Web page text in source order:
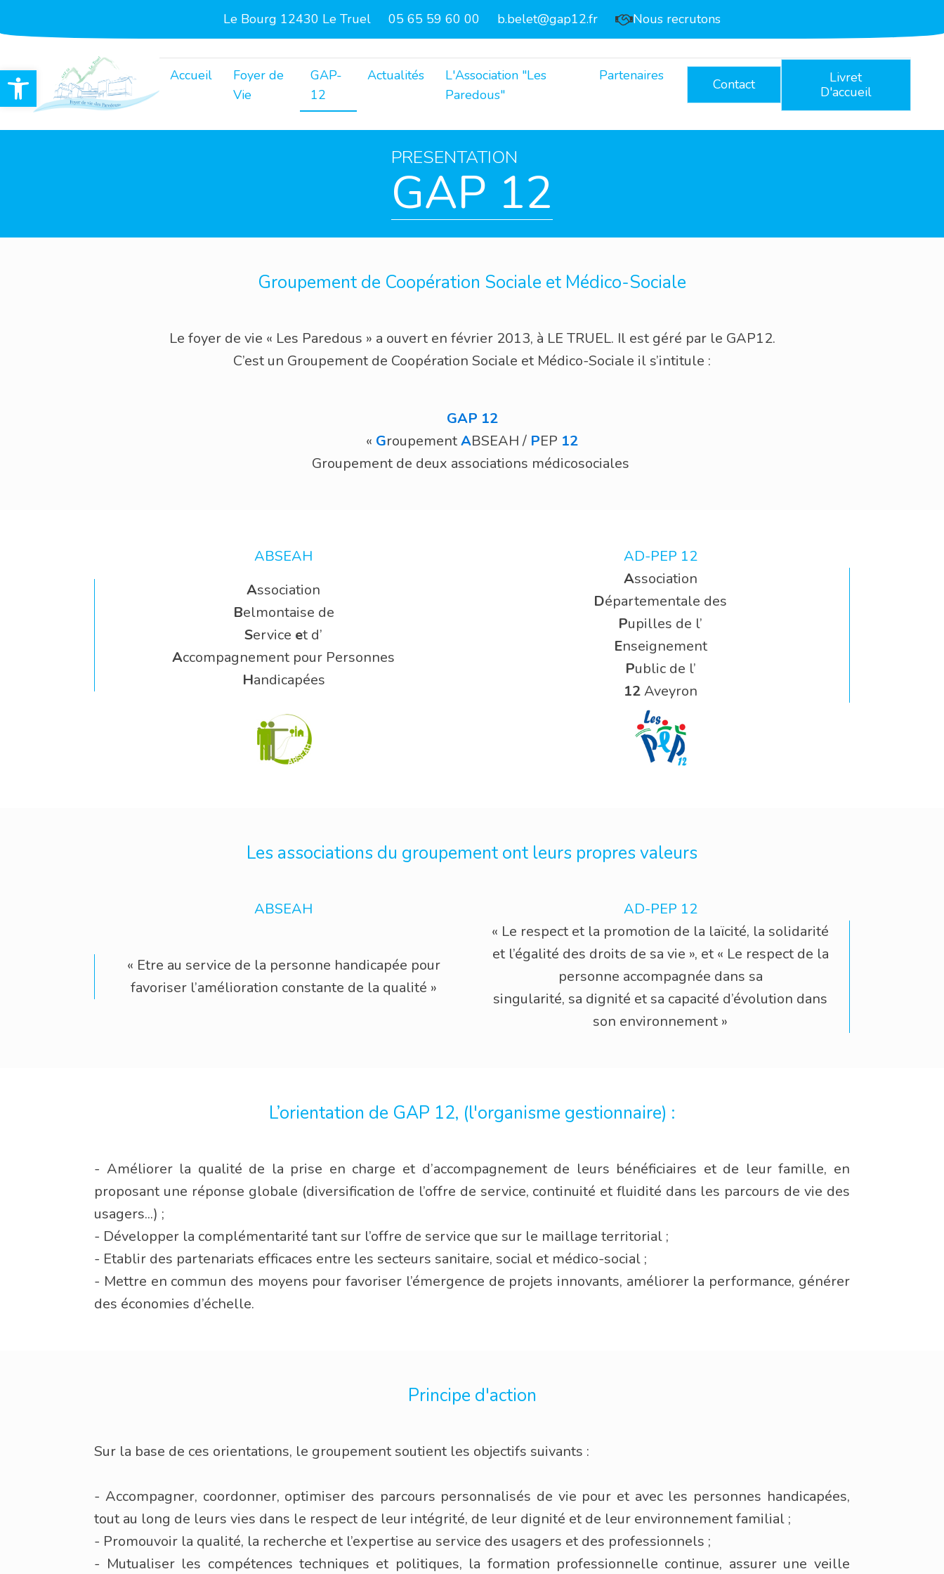
Ouvrir la barre d’outils
Le Bourg 12430 Le Truel 05 65 59 60 00 b.belet@gap12.fr Nous recrutons
Accueil
Foyer de
Vie
GAP-
12
Actualités
L'Association "Les
Paredous"
Partenaires
Contact
Livret
D'accueil
PRESENTATION
GAP 12
Groupement de Coopération Sociale et Médico-Sociale
Le foyer de vie « Les Paredous » a ouvert en février 2013, à LE TRUEL. Il est géré par le GAP12.
C’est un Groupement de Coopération Sociale et Médico-Sociale il s’intitule :
GAP 12
« GroupementABSEAH / PEP 12
Groupement de deux associations médicosociales
ABSEAH
AD-PEP 12
Association
Belmontaise de
Service et d’
Accompagnement pour Personnes
Handicapées
Association
Départementale des
Pupilles de l’
Enseignement
Public de l’
12Aveyron
Les associations du groupement ont leurs propres valeurs
ABSEAH AD-PEP 12
« Etre au service de la personne handicapée pour
favoriser l’amélioration constante de la qualité »
« Le respect et la promotion de la laïcité, la solidarité
et l’égalité des droits de sa vie », et « Le respect de la
personne accompagnée dans sa
singularité, sa dignité et sa capacité d’évolution dans
son environnement »
L’orientation de GAP 12, (l'organisme gestionnaire) :
- Améliorer la qualité de la prise en charge et d’accompagnement de leurs bénéficiaires et de leur famille, en
proposant une réponse globale (diversification de l’offre de service, continuité et fluidité dans les parcours de vie des
usagers...) ;
- Développer la complémentarité tant sur l’offre de service que sur le maillage territorial ;
- Etablir des partenariats efficaces entre les secteurs sanitaire, social et médico-social ;
- Mettre en commun des moyens pour favoriser l’émergence de projets innovants, améliorer la performance, générer
des économies d’échelle.
Principe d'action
Sur la base de ces orientations, le groupement soutient les objectifs suivants :
- Accompagner, coordonner, optimiser des parcours personnalisés de vie pour et avec les personnes handicapées,
tout au long de leurs vies dans le respect de leur intégrité, de leur dignité et de leur environnement familial ;
- Promouvoir la qualité, la recherche et l’expertise au service des usagers et des professionnels ;
- Mutualiser les compétences techniques et politiques, la formation professionnelle continue, assurer une veille